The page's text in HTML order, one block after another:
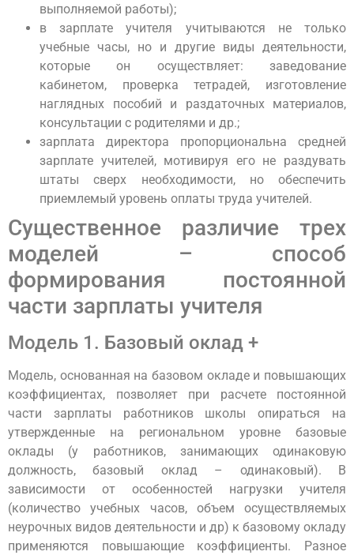
выполняемой работы);
в зарплате учителя учитываются не только
учебные часы, но и другие виды деятельности,
которые он осуществляет: заведование
кабинетом, проверка тетрадей, изготовление
наглядных пособий и раздаточных материалов,
консультации с родителями и др.;
зарплата директора пропорциональна средней
зарплате учителей, мотивируя его не раздувать
штаты сверх необходимости, но обеспечить
приемлемый уровень оплаты труда учителей.
Существенное различие трех
моделей – способ
формирования постоянной
части зарплаты учителя
Модель 1. Базовый оклад +
Модель, основанная на базовом окладе и повышающих
коэффициентах, позволяет при расчете постоянной
части зарплаты работников школы опираться на
утвержденные на региональном уровне базовые
оклады (у работников, занимающих одинаковую
должность, базовый оклад – одинаковый). В
зависимости от особенностей нагрузки учителя
(количество учебных часов, объем осуществляемых
неурочных видов деятельности и др) к базовому окладу
применяются повышающие коэффициенты. Разное